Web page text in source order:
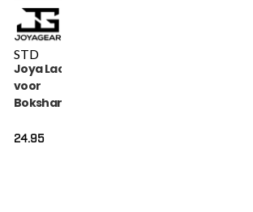
STD
Joya Lace Converter
voor
Bokshandschoenen en
24.95